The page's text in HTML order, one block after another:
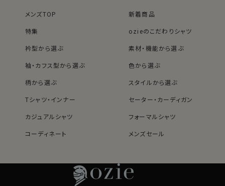
メンズTOP
新着商品
特集
ozieのこだわりシャツ
衿型から選ぶ
素材・機能から選ぶ
袖・カフス型から選ぶ
色から選ぶ
柄から選ぶ
スタイルから選ぶ
Tシャツ・インナー
セーター・カーディガン
カジュアルシャツ
フォーマルシャツ
コーディネート
メンズセール
袖・カフス型から選ぶ
カフスボタン